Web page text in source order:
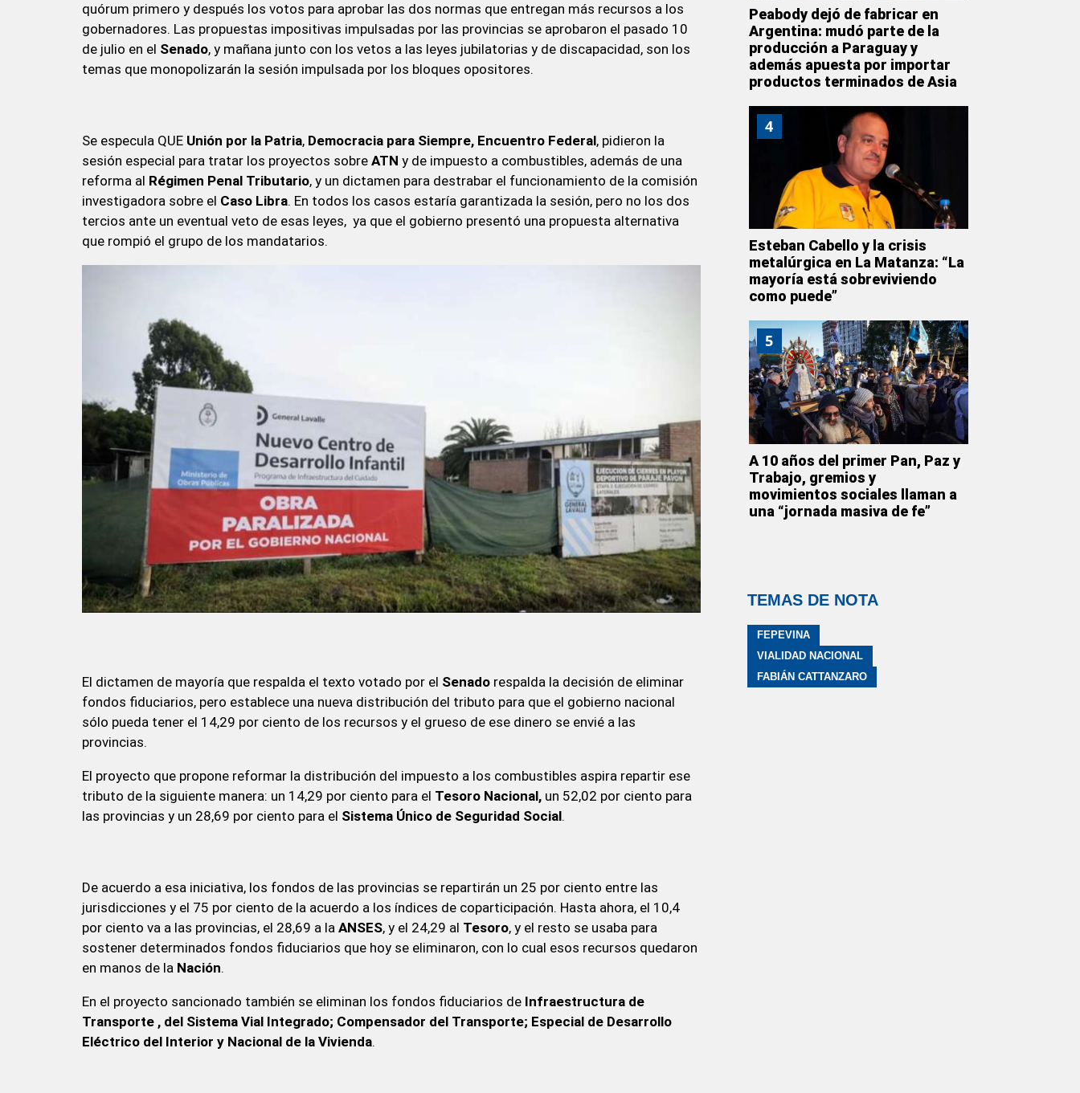
quórum primero y después los votos para aprobar las dos normas que entregan más recursos a los
gobernadores. Las propuestas impositivas impulsadas por las provincias se aprobaron el pasado 10
de julio en el Senado, y mañana junto con los vetos a las leyes jubilatorias y de discapacidad, son los
temas que monopolizarán la sesión impulsada por los bloques opositores.
Se especula QUE Unión por la Patria, Democracia para Siempre, Encuentro Federal, pidieron la
sesión especial para tratar los proyectos sobre ATN y de impuesto a combustibles, además de una
reforma al Régimen Penal Tributario, y un dictamen para destrabar el funcionamiento de la comisión
investigadora sobre el Caso Libra. En todos los casos estaría garantizada la sesión, pero no los dos
tercios ante un eventual veto de esas leyes, ya que el gobierno presentó una propuesta alternativa
que rompió el grupo de los mandatarios.
El dictamen de mayoría que respalda el texto votado por el Senado respalda la decisión de eliminar
fondos fiduciarios, pero establece una nueva distribución del tributo para que el gobierno nacional
sólo pueda tener el 14,29 por ciento de los recursos y el grueso de ese dinero se envié a las
provincias.
El proyecto que propone reformar la distribución del impuesto a los combustibles aspira repartir ese
tributo de la siguiente manera: un 14,29 por ciento para el Tesoro Nacional, un 52,02 por ciento para
las provincias y un 28,69 por ciento para el Sistema Único de Seguridad Social.
De acuerdo a esa iniciativa, los fondos de las provincias se repartirán un 25 por ciento entre las
jurisdicciones y el 75 por ciento de la acuerdo a los índices de coparticipación. Hasta ahora, el 10,4
por ciento va a las provincias, el 28,69 a la ANSES, y el 24,29 al Tesoro, y el resto se usaba para
sostener determinados fondos fiduciarios que hoy se eliminaron, con lo cual esos recursos quedaron
en manos de la Nación.
En el proyecto sancionado también se eliminan los fondos fiduciarios de Infraestructura de
Transporte , del Sistema Vial Integrado; Compensador del Transporte; Especial de Desarrollo
Eléctrico del Interior y Nacional de la Vivienda.
Peabody dejó de fabricar en
Argentina: mudó parte de la
producción a Paraguay y
además apuesta por importar
productos terminados de Asia
4
Esteban Cabello y la crisis
metalúrgica en La Matanza: “La
mayoría está sobreviviendo
como puede”
5
A 10 años del primer Pan, Paz y
Trabajo, gremios y
movimientos sociales llaman a
una “jornada masiva de fe”
TEMAS DE NOTA
FEPEVINA
VIALIDAD NACIONAL
FABIÁN CATTANZARO